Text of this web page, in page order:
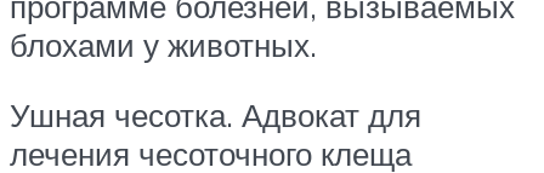
блохами у животных.
Ушная чесотка. Адвокат для
лечения чесоточного клеща